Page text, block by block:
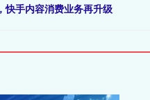
快手内容消费业务再升级